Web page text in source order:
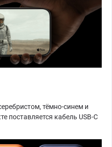
тёмно-синем и
поставляется кабель USB-C